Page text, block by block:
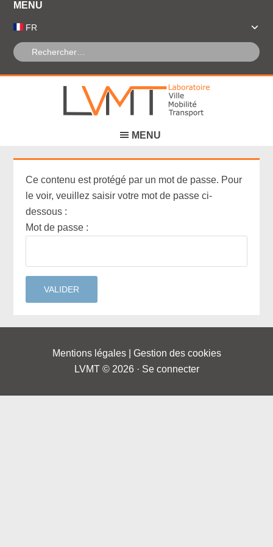
FR
Ce contenu est protégé par un mot de passe. Pour
le voir, veuillez saisir votre mot de passe ci-
dessous :
Mot de passe :
Mentions légales| Gestion des cookies
LVMT © 2026 · Se connecter
Panneau de gestion des cookies